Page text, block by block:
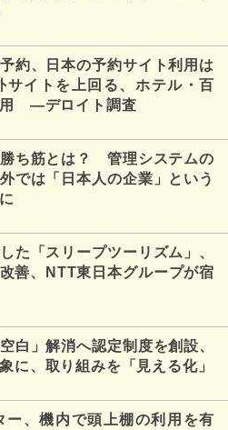
約、日本の予約サイト利用は
サイトを上回る、ホテル・百
用 ―デロイト調査
ち筋とは？ 管理システムの
では「日本人の企業」という
た「スリープツーリズム」、
善、NTT東日本グループが宿
白」解消へ認定制度を創設、
に、取り組みを「見える化」
、機内で頭上棚の利用を有